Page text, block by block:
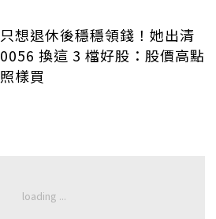
只想退休後穩穩領錢！她出清
0056 換這 3 檔好股：股價高點
照樣買